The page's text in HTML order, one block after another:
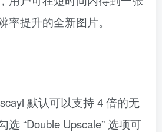
率提升的全新图片。
默认可以支持 4 倍的无
选 “Double Upscale” 选项可